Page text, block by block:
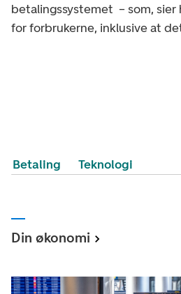
betalingssystemet – som, sier
for forbrukerne, inklusive at
Betaling Teknologi
Din økonomi